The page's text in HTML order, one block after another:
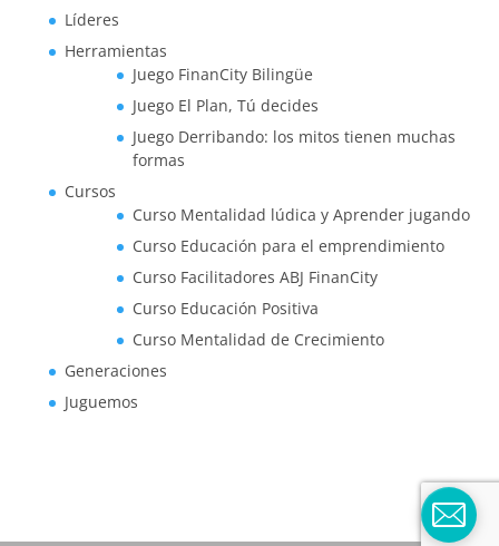
Líderes
Herramientas
Juego FinanCity Bilingüe
Juego El Plan, Tú decides
Juego Derribando: los mitos tienen muchas
formas
Cursos
Curso Mentalidad lúdica y Aprender jugando
Curso Educación para el emprendimiento
Curso Facilitadores ABJ FinanCity
Curso Educación Positiva
Curso Mentalidad de Crecimiento
Generaciones
Juguemos